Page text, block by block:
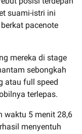
suami-istri ini
pacenote
mereka di stage
sebongkah
atau full speed
terlepas.
waktu 5 menit 28,6
menyentuh